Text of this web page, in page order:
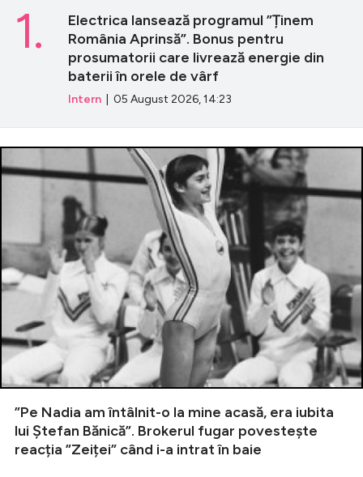
Electrica lansează programul ”Ținem
România Aprinsă”. Bonus pentru
prosumatorii care livrează energie din
baterii în orele de vârf
Intern | 05 August 2026, 14:23
1.
”Pe Nadia am întâlnit-o la mine acasă, era iubita
lui Ștefan Bănică”. Brokerul fugar povestește
reacția ”Zeiței” când i-a intrat în baie